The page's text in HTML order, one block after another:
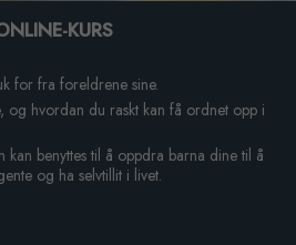
KURS
for fra foreldrene sine.
og hvordan du raskt kan få ordnet opp i
kan benyttes til å oppdra barna dine til å
og ha selvtillit i livet.